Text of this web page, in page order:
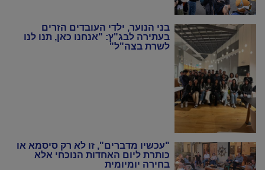
בני הנוער, ילדי העובדים הזרים
בעתירה לבג"ץ: "אנחנו כאן, תנו לנו
לשרת בצה"ל"
"עכשיו מדברים", זו לא רק סיסמא או
כותרת ליום האחדות הנוכחי אלא
בחירה יומיומית